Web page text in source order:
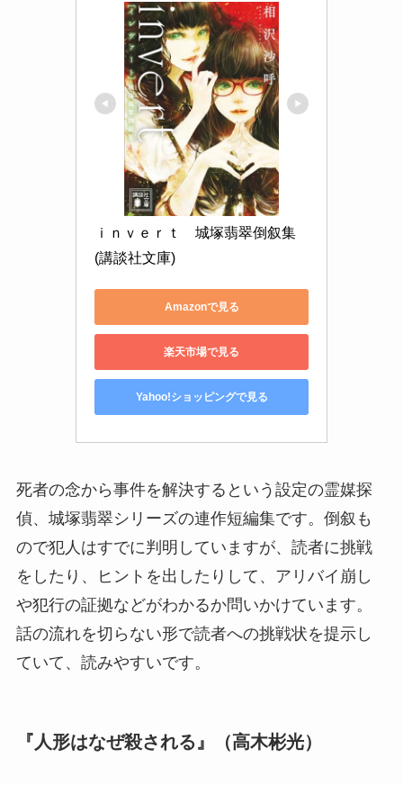
ｉｎｖｅｒｔ　城塚翡翠倒叙集
(講談社文庫)
Amazonで見る
楽天市場で見る
Yahoo!ショッピングで見る
死者の念から事件を解決するという設定の霊媒探
偵、城塚翡翠シリーズの連作短編集です。倒叙も
ので犯人はすでに判明していますが、読者に挑戦
をしたり、ヒントを出したりして、アリバイ崩し
や犯行の証拠などがわかるか問いかけています。
話の流れを切らない形で読者への挑戦状を提示し
ていて、読みやすいです。
『人形はなぜ殺される』（高木彬光）